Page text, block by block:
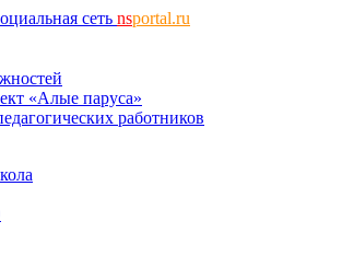
сеть nsportal.ru
«Алые паруса»
работников